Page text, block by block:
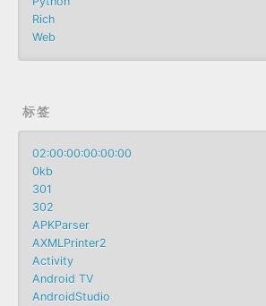
Rich
Web
标签
02:00:00:00:00:00
0kb
301
302
APKParser
AXMLPrinter2
Activity
Android TV
AndroidStudio